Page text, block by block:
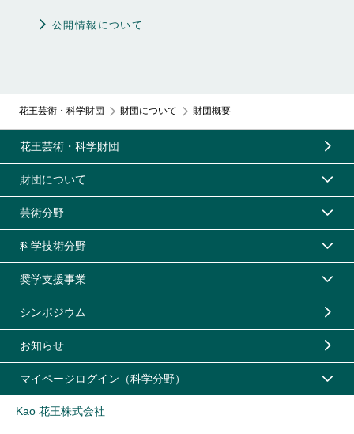
公開情報について
花王芸術・科学財団 財団について 財団概要
花王芸術・科学財団
財団について
芸術分野
科学技術分野
奨学支援事業
シンポジウム
お知らせ
マイページログイン（科学分野）
Kao 花王株式会社